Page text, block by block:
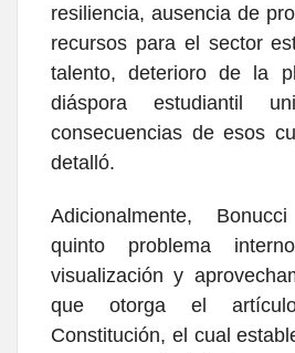
resiliencia, ausencia de
recursos para el sector
talento, deterioro de la
diáspora estudiantil
consecuencias de esos
detalló.
Adicionalmente,
quinto problema
visualización y
que otorga el
Constitución, el cual